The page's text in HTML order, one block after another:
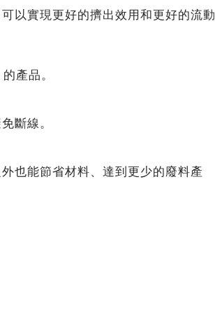
以實現更好的擠出效用和更好的流動
產品。
斷線。
也能節省材料、達到更少的廢料產